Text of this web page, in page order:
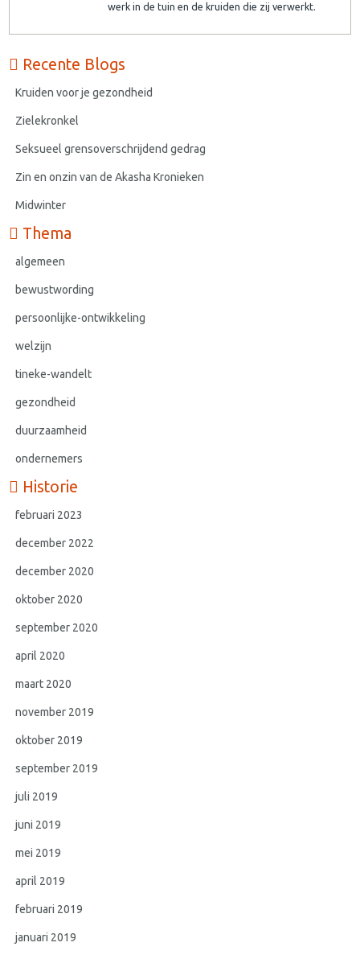
werk in de tuin en de kruiden die zij verwerkt.
Recente Blogs
Kruiden voor je gezondheid
Zielekronkel
Seksueel grensoverschrijdend gedrag
Zin en onzin van de Akasha Kronieken
Midwinter
Thema
algemeen
bewustwording
persoonlijke-ontwikkeling
welzijn
tineke-wandelt
gezondheid
duurzaamheid
ondernemers
Historie
februari 2023
december 2022
december 2020
oktober 2020
september 2020
april 2020
maart 2020
november 2019
oktober 2019
september 2019
juli 2019
juni 2019
mei 2019
april 2019
februari 2019
januari 2019